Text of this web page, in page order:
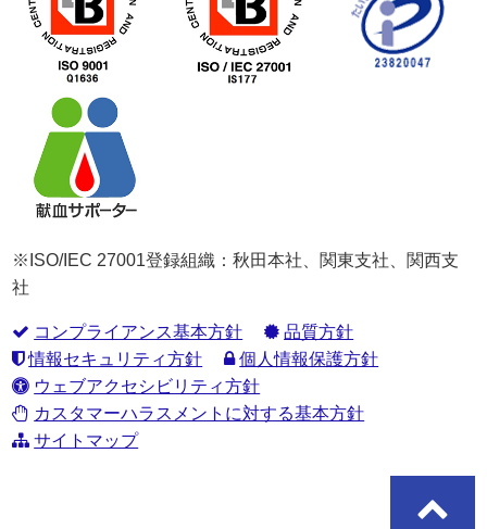
※ISO/IEC 27001登録組織：秋田本社、関東支社、関西支
社
コンプライアンス基本方針
品質方針
情報セキュリティ方針
個人情報保護方針
ウェブアクセシビリティ方針
カスタマーハラスメントに対する基本方針
サイトマップ